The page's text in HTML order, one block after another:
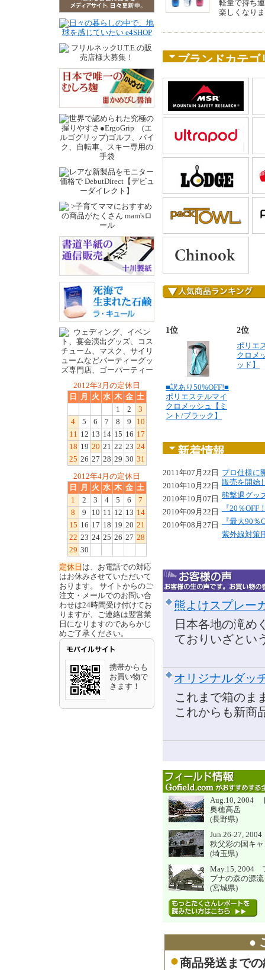
2012年3月の定休日
日
月 火 水 木 金 土
1
2
3
4
5 6 7 8 9
10
11 12 13 14 15 16 17
18 19 20 21 22 23 24
25 26 27 28 29 30 31
2012年4月の定休日
日
月 火 水 木 金 土
1
2 3 4 5 6
7
8
9 10 11 12 13 14
15 16 17 18 19 20 21
22 23 24 25 26 27 28
29 30
定休日 は、お電話での対応
はお休みさせていただいて
おります。 サイトからのご
注文・メールでのお問い合
わせは24時間受け付けてお
りますが、ご連絡は翌営業
日になりますのであらかじ
めご了承ください。
携帯からも
お買い物で
きます！
軽量で持ち
楽しくなり
ブランドカテゴ
1位
■訳あり50%OFF!■
ポリエステルマイ
クロメッシュ【ミ
ント/ブラック】
2位
ポリエ
クロメ
ッド】
新着情報
2011年07月22日 プロ仕様に
販売を開始
2010年10月22日
熊撃退グッ
2010年10月07日
『20％
2010年09月22日
『最大90
2010年08月27日
紫外線対策
熊よけスプレー
日本各地の滝め
ておりいざとい
オリジナルダッ
これまで箱のま
これからも新商
Aug.10, 2004
奥穂高岳
(長野県)
Jun.26-27,
秩父彩の国キ
(埼玉県)
May.15, 2004
ブナの森の源
(宮城県)
●
商品発送まで